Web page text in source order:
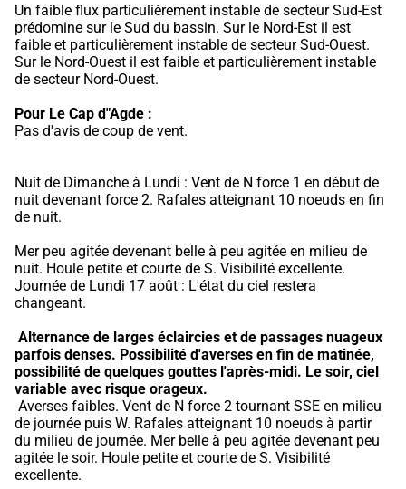
Un faible flux particulièrement instable de secteur Sud-Est
prédomine sur le Sud du bassin. Sur le Nord-Est il est
faible et particulièrement instable de secteur Sud-Ouest.
Sur le Nord-Ouest il est faible et particulièrement instable
de secteur Nord-Ouest.
Pour Le Cap d"Agde :
Pas d'avis de coup de vent.
Nuit de Dimanche à Lundi : Vent de N force 1 en début de
nuit devenant force 2. Rafales atteignant 10 noeuds en fin
de nuit.
Mer peu agitée devenant belle à peu agitée en milieu de
nuit. Houle petite et courte de S. Visibilité excellente.
Journée de Lundi 17 août : L'état du ciel restera
changeant.
Alternance de larges éclaircies et de passages nuageux
parfois denses. Possibilité d'averses en fin de matinée,
possibilité de quelques gouttes l'après-midi. Le soir, ciel
variable avec risque orageux.
de journée puis W. Rafales atteignant 10 noeuds à partir
du milieu de journée. Mer belle à peu agitée devenant peu
agitée le soir. Houle petite et courte de S. Visibilité
excellente.